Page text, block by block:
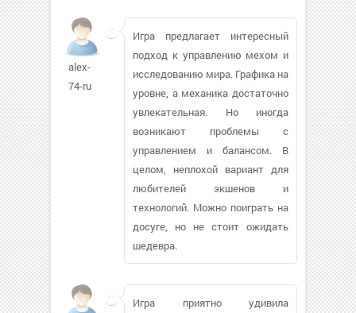
alex-
74-ru
Игра предлагает интересный
подход к управлению мехом и
исследованию мира. Графика на
уровне, а механика достаточно
увлекательная. Но иногда
возникают проблемы с
управлением и балансом. В
целом, неплохой вариант для
любителей экшенов и
технологий. Можно поиграть на
досуге, но не стоит ожидать
шедевра.
Игра приятно удивила